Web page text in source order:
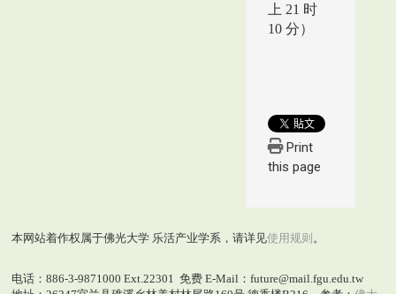
上 21 时
10 分）
Print
this page
本网站着作权属于佛光大学 乐活产业学系，请详见使用规则 。
电话：886-3-9871000 Ext.22301 免费 E-Mail：future@mail.fgu.edu.tw